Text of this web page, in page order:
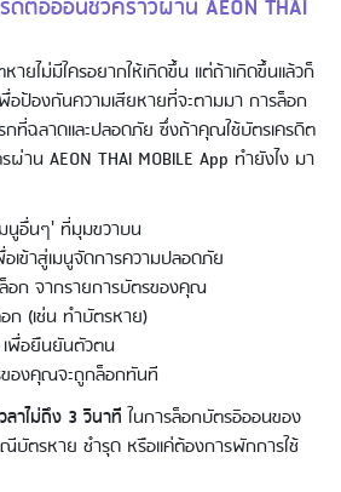
ตอิออนชั่วคราวผ่าน AEON THAI
ายไม่มีใครอยากให้เกิดขึ้น แต่ถ้าเกิดขึ้นแล้วก็
อป้องกันความเสียหายที่จะตามมา การล็อก
กที่ฉลาดและปลอดภัย ซึ่งถ้าคุณใช้บัตรเครดิต
าน AEON THAI MOBILE App ทำยังไง มา
มนูอื่นๆ' ที่มุมขวาบน
เข้าสู่เมนูจัดการความปลอดภัย
อก จากรายการบัตรของคุณ
ก (เช่น ทำบัตรหาย)
พื่อยืนยันตัวตน
ของคุณจะถูกล็อกทันที
าไม่ถึง 3 วินาที ในการล็อกบัตรอิออนของ
บัตรหาย ชำรุด หรือแค่ต้องการพักการใช้